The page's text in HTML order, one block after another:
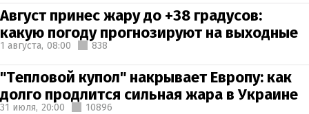
Август принес жару до +38 градусов:
какую погоду прогнозируют на выходные
1 августа, 08:00 838
"Тепловой купол" накрывает Европу: как
долго продлится сильная жара в Украине
31 июля, 20:00 10896